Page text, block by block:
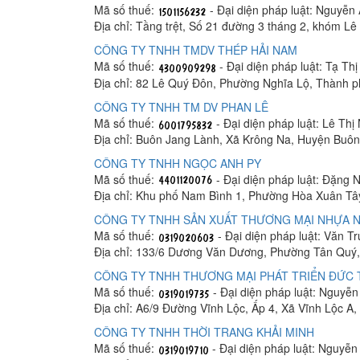
Mã số thuế:
- Đại diện pháp luật: Nguyễn
Địa chỉ: Tầng trệt, Số 21 đường 3 tháng 2, khóm
CÔNG TY TNHH TMDV THÉP HẢI NAM
Mã số thuế:
- Đại diện pháp luật: Tạ
Địa chỉ: 82 Lê Quý Đôn, Phường Nghĩa Lộ, Thành
CÔNG TY TNHH TM DV PHAN LÊ
Mã số thuế:
- Đại diện pháp luật: Lê Thị
Địa chỉ: Buôn Jang Lành, Xã Krông Na, Huyện
CÔNG TY TNHH NGỌC ANH PY
Mã số thuế:
- Đại diện pháp luật: Đặng
Địa chỉ: Khu phố Nam Bình 1, Phường Hòa Xuân
CÔNG TY TNHH SẢN XUẤT THƯƠNG MẠI NHỰA
Mã số thuế:
- Đại diện pháp luật: Văn
Địa chỉ: 133/6 Dương Văn Dương, Phường Tân
CÔNG TY TNHH THƯƠNG MẠI PHÁT TRIỂN ĐỨC
Mã số thuế:
- Đại diện pháp luật:
Địa chỉ: A6/9 Đường Vĩnh Lộc, Ấp 4, Xã Vĩnh Lộc
CÔNG TY TNHH THỜI TRANG KHẢI MINH
Mã số thuế:
- Đại diện pháp luật: